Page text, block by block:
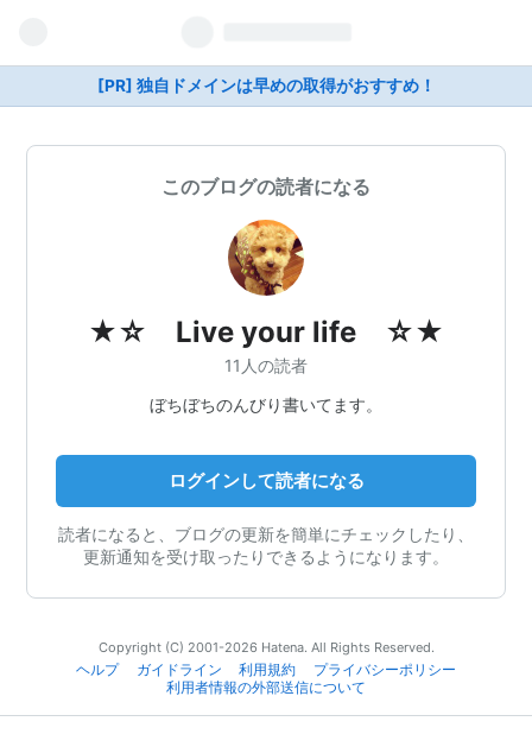
[PR] 独自ドメインは早めの取得がおすすめ！
このブログの読者になる
★☆ Live your life ☆★
11人の読者
ぼちぼちのんびり書いてます。
ログインして読者になる
読者になると、ブログの更新を簡単にチェックしたり、
更新通知を受け取ったりできるようになります。
Copyright (C) 2001-2026 Hatena. All Rights Reserved.
ヘルプ
ガイドライン 利用規約
プライバシーポリシー
利用者情報の外部送信について